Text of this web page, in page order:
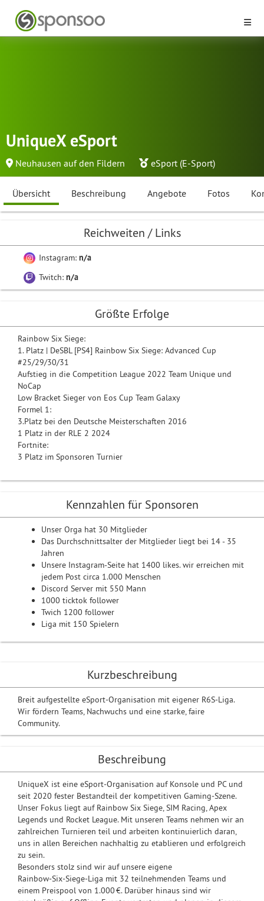
UniqueX eSport
Neuhausen auf den Fildern eSport (E-Sport)
Übersicht Beschreibung Angebote Fotos
Kurzbeschreibung
Breit aufgestellte eSport‑Organisation mit eigener R6S‑Liga.
Wir fördern Teams, Nachwuchs und eine starke, faire
Community.
Beschreibung
UniqueX ist eine eSport‑Organisation auf Konsole und PC und
seit 2020 fester Bestandteil der kompetitiven Gaming‑Szene.
Unser Fokus liegt auf Rainbow Six Siege, SIM Racing, Apex
Legends und Rocket League. Mit unseren Teams nehmen wir an
zahlreichen Turnieren teil und arbeiten kontinuierlich daran,
uns in allen Bereichen nachhaltig zu etablieren und erfolgreich
zu sein.
Besonders stolz sind wir auf unsere eigene
Rainbow‑Six‑Siege‑Liga mit 32 teilnehmenden Teams und
einem Preispool von 1.000 €. Darüber hinaus sind wir
Reichweiten / Links
Instagram: n/a
Twitch: n/a
Größte Erfolge
Rainbow Six Siege:
1. Platz | DeSBL [PS4] Rainbow Six Siege: Advanced Cup
#25/29/30/31
Aufstieg in die Competition League 2022 Team Unique und
NoCap
Low Bracket Sieger von Eos Cup Team Galaxy
Formel 1:
3.Platz bei den Deutsche Meisterschaften 2016
1 Platz in der RLE 2 2024
Fortnite:
3 Platz im Sponsoren Turnier
Kennzahlen für Sponsoren
Unser Orga hat 30 Mitglieder
Das Durchschnittsalter der Mitglieder liegt bei 14 - 35
Jahren
Unsere Instagram-Seite hat 1400 likes. wir erreichen mit
jedem Post circa 1.000 Menschen
Discord Server mit 550 Mann
1000 ticktok follower
Twich 1200 follower
Liga mit 150 Spielern